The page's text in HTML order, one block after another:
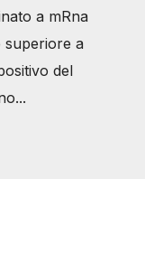
a mRna
superiore a
del